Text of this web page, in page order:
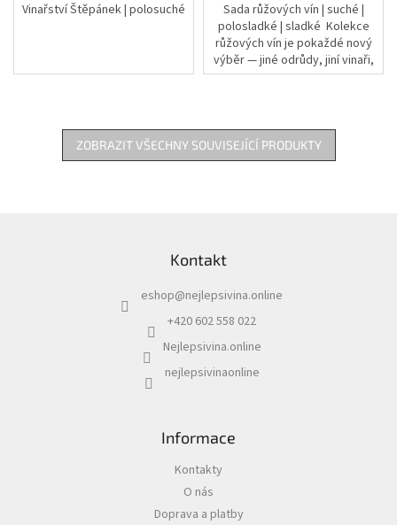
Vinařství Štěpánek | polosuché
Sada růžových vín | suché |
polosladké | sladké Kolekce
růžových vín je pokaždé nový
výběr — jiné odrůdy, jiní vinaři,
různé cukernatosti. Co zůstává
ZOBRAZIT VŠECHNY SOUVISEJÍCÍ PRODUKTY
Kontakt
eshop@nejlepsivina.online
+420 602 558 022
Nejlepsivina.online
nejlepsivinaonline
Informace
Kontakty
O nás
Doprava a platby